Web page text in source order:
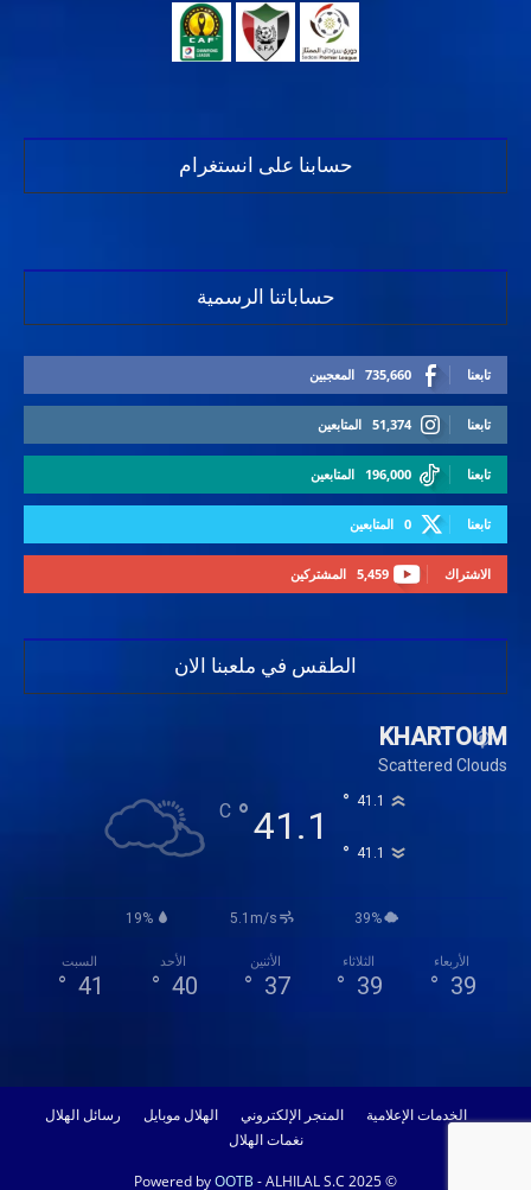
حسابنا على انستغرام
حساباتنا الرسمية
735,660 المعجبين تابعنا
51,374 المتابعين تابعنا
196,000 المتابعين تابعنا
0 المتابعين تابعنا
5,459 المشتركين الاشتراك
الطقس في ملعبنا الان
KHARTOUM
Scattered Clouds
41.1
°
C 41.1
°
41.1
°
19% 5.1m/s 39%
السبت
41
°
الأحد
40
°
الأثنين
37
°
الثلاثاء
39
°
الأربعاء
39
°
الخدمات الإعلامية المتجر الإلكتروني الهلال موبايل
رسائل الهلال
نغمات الهلال
© Powered by
OOTB - ALHILAL S.C 2025